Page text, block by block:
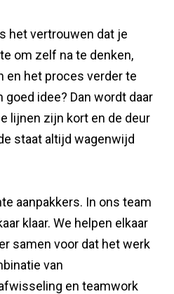
het vertrouwen dat je
om zelf na te denken,
en het proces verder te
idee? Dan wordt daar
lijnen zijn kort en de deur
staat altijd wagenwijd
aanpakkers. In ons team
klaar. We helpen elkaar
samen voor dat het werk
van
en teamwork